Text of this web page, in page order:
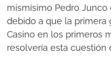
mismísimo Pedro
debido a que la primera
Casino en los primeros
resolvería esta cuestión